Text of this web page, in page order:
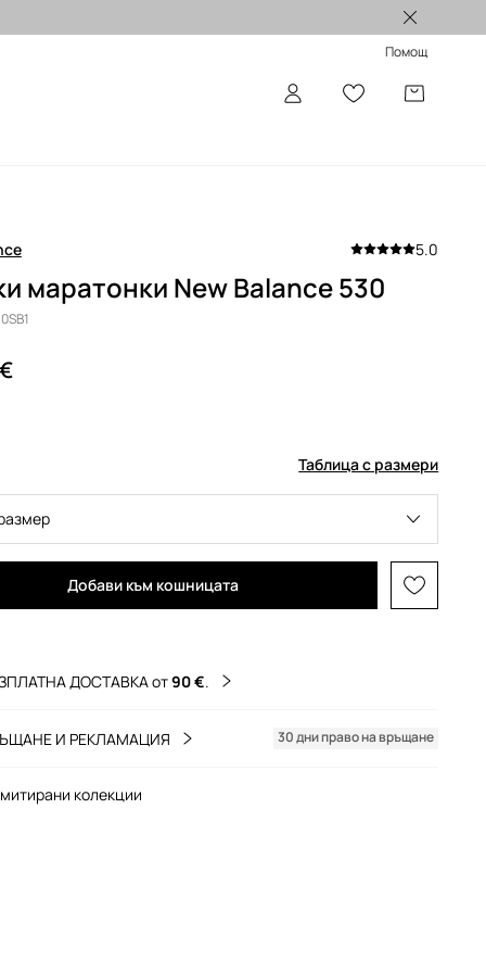
Помощ
5.0
маратонки New Balance 530
Таблица с размери
Добави към кошницата
ДОСТАВКА от90 €.
И РЕКЛАМАЦИЯ 30 дни право на връщане
колекции